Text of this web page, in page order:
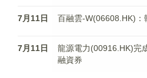
7月11日 百融雲-W(06608.HK)：
7月11日
龍源電力(00916.HK)完
融資券